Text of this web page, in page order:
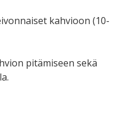
kahvioon (10-
pitämiseen sekä